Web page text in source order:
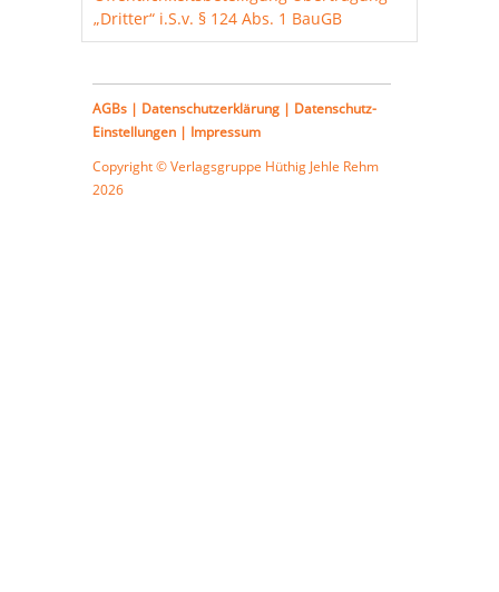
„Dritter“ i.S.v. § 124 Abs. 1 BauGB
AGBs | Datenschutzerklärung | Datenschutz-
Einstellungen | Impressum
Copyright © Verlagsgruppe Hüthig Jehle Rehm
2026